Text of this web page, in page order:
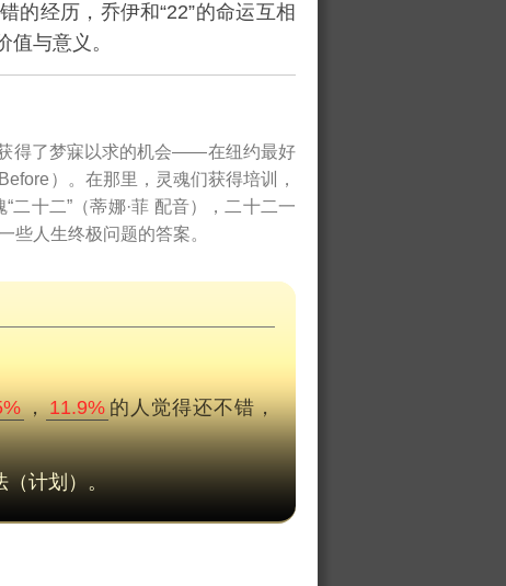
的经历，乔伊和“22”的命运互相
与意义。
获得了梦寐以求的机会——在纽约最好
）。在那里，灵魂们获得培训，
十二”（蒂娜·菲 配音），二十二一
些人生终极问题的答案。
，11.9%的人觉得还不错，
计划）。